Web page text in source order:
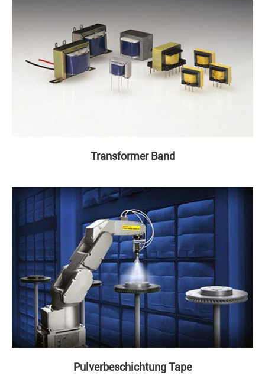
Transformer Band
Pulverbeschichtung Tape